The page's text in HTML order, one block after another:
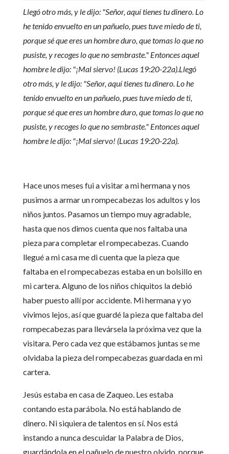
Llegó otro más, y le dijo: "Señor, aquí tienes tu dinero. Lo
he tenido envuelto en un pañuelo, pues tuve miedo de ti,
porque sé que eres un hombre duro, que tomas lo que no
pusiste, y recoges lo que no sembraste." Entonces aquel
hombre le dijo: "¡Mal siervo! (Lucas 19:20-22a).Llegó
otro más, y le dijo: "Señor, aquí tienes tu dinero. Lo he
tenido envuelto en un pañuelo, pues tuve miedo de ti,
porque sé que eres un hombre duro, que tomas lo que no
pusiste, y recoges lo que no sembraste." Entonces aquel
hombre le dijo: "¡Mal siervo! (Lucas 19:20-22a).
Hace unos meses fui a visitar a mi hermana y nos
pusimos a armar un rompecabezas los adultos y los
niños juntos. Pasamos un tiempo muy agradable,
hasta que nos dimos cuenta que nos faltaba una
pieza para completar el rompecabezas. Cuando
llegué a mi casa me di cuenta que la pieza que
faltaba en el rompecabezas estaba en un bolsillo en
mi cartera. Alguno de los niños chiquitos la debió
haber puesto allí por accidente. Mi hermana y yo
vivimos lejos, así que guardé la pieza que faltaba del
rompecabezas para llevársela la próxima vez que la
visitara. Pero cada vez que estábamos juntas se me
olvidaba la pieza del rompecabezas guardada en mi
cartera.
Jesús estaba en casa de Zaqueo. Les estaba
contando esta parábola. No está hablando de
dinero. Ni siquiera de talentos en sí. Nos está
instando a nunca descuidar la Palabra de Dios,
guardándola en el pañuelo de nuestro olvido, porque